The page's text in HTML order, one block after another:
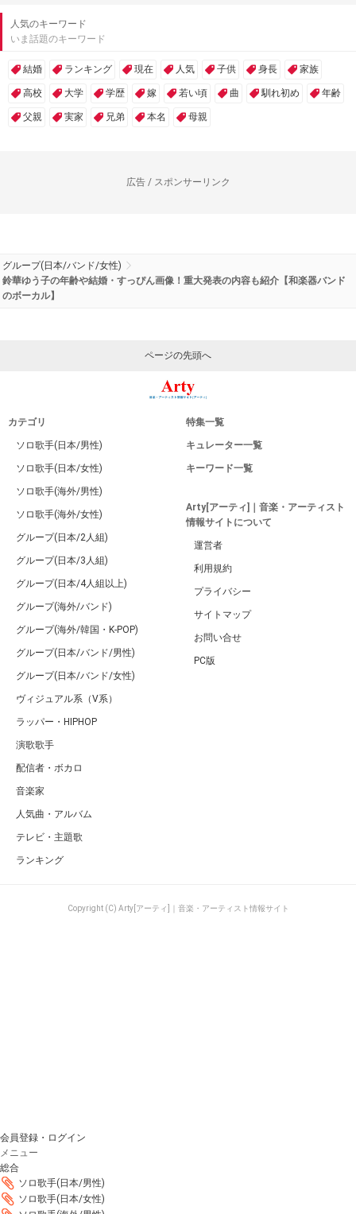
人気のキーワード
いま話題のキーワード
結婚 ランキング 現在 人気 子供 身長 家族
高校 大学 学歴 嫁 若い頃 曲 馴れ初め 年齢
父親 実家 兄弟 本名 母親
広告 / スポンサーリンク
グループ(日本/バンド/女性)
鈴華ゆう子の年齢や結婚・すっぴん画像！重大発表の内容も紹介【和楽器バンド
のボーカル】
ページの先頭へ
カテゴリ
ソロ歌手(日本/男性)
ソロ歌手(日本/女性)
ソロ歌手(海外/男性)
ソロ歌手(海外/女性)
グループ(日本/2人組)
グループ(日本/3人組)
グループ(日本/4人組以上)
グループ(海外/バンド)
グループ(海外/韓国・K-POP)
グループ(日本/バンド/男性)
グループ(日本/バンド/女性)
ヴィジュアル系（V系）
ラッパー・HIPHOP
演歌歌手
配信者・ボカロ
音楽家
人気曲・アルバム
テレビ・主題歌
ランキング
特集一覧
キュレーター一覧
キーワード一覧
Arty[アーティ]｜音楽・アーティスト
情報サイトについて
運営者
利用規約
プライバシー
サイトマップ
お問い合せ
PC版
Copyright (C) Arty[アーティ]｜音楽・アーティスト情報サイト
会員登録・ログイン
メニュー
総合
ソロ歌手(日本/男性)
ソロ歌手(日本/女性)